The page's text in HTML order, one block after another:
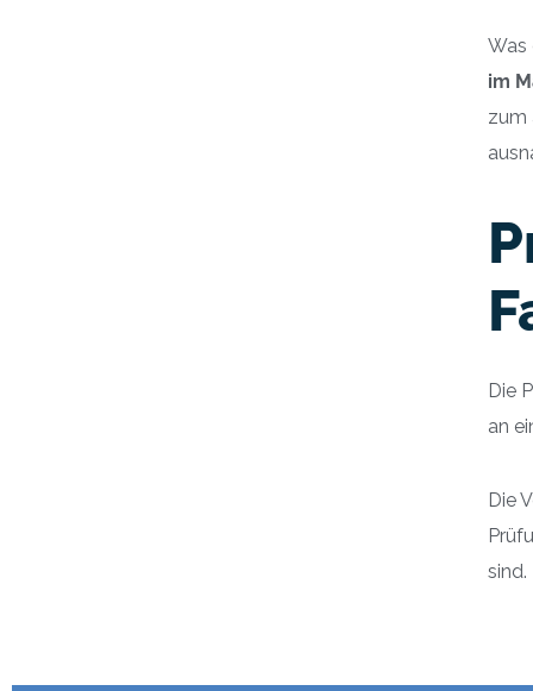
Was
im
zum
Die
an
Die
sind.